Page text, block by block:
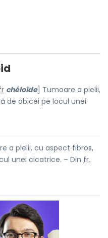
chéloïde] Tumoare a pielii,
de obicei pe locul unei
a pielii, cu aspect fibros,
unei cicatrice. – Din fr.